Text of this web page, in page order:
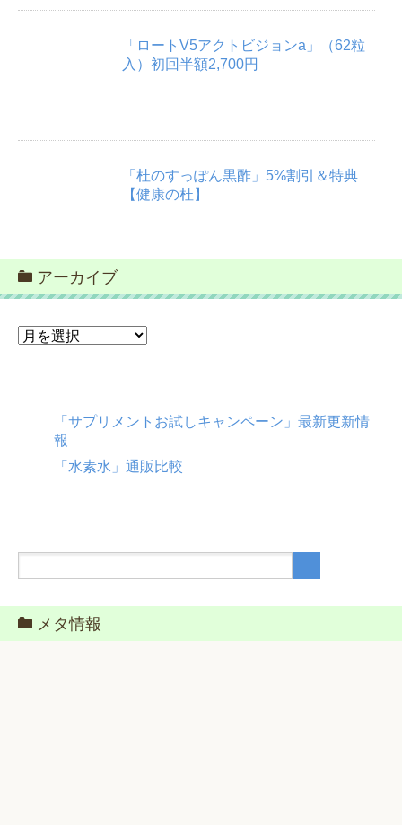
「ロートV5アクトビジョンa」（62粒
入）初回半額2,700円
「杜のすっぽん黒酢」5%割引＆特典
【健康の杜】
アーカイブ
ア
「サプリメントお試しキャンペーン」最新更新情
報
「水素水」通販比較
メタ情報